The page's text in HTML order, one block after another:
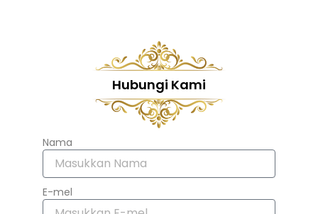
Hubungi Kami
Nama
E-mel